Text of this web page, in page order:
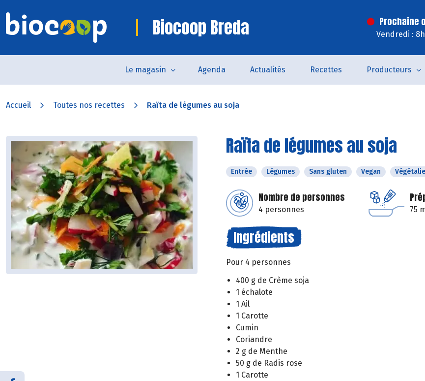
Biocoop Breda Prochaine
Vendredi :
Le magasin Agenda Actualités Recettes Producteurs
Accueil Toutes nos recettes Raïta de légumes au soja
Raïta de légumes au soja
Entrée Légumes Sans gluten Vegan
Nombre de personnes
4 personnes 75
Ingrédients
Pour 4 personnes
400 g de Crème soja
1 échalote
1 Ail
1 Carotte
Cumin
Coriandre
2 g de Menthe
50 g de Radis rose
1 Carotte